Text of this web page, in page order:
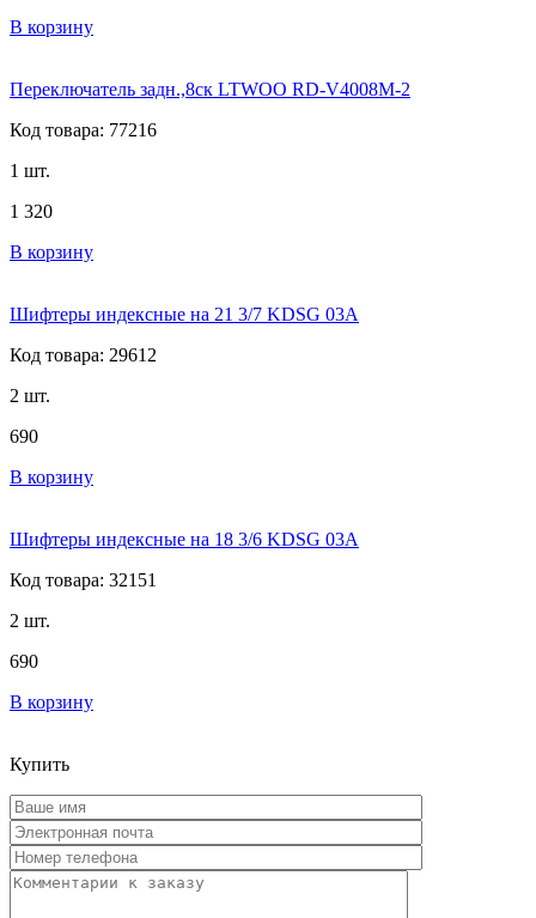
В корзину
Переключатель задн.,8ск LTWOO RD-V4008M-2
Код товара: 77216
1 шт.
1 320
В корзину
Шифтеры индексные на 21 3/7 KDSG 03A
Код товара: 29612
2 шт.
690
В корзину
Шифтеры индексные на 18 3/6 KDSG 03A
Код товара: 32151
2 шт.
690
В корзину
Купить